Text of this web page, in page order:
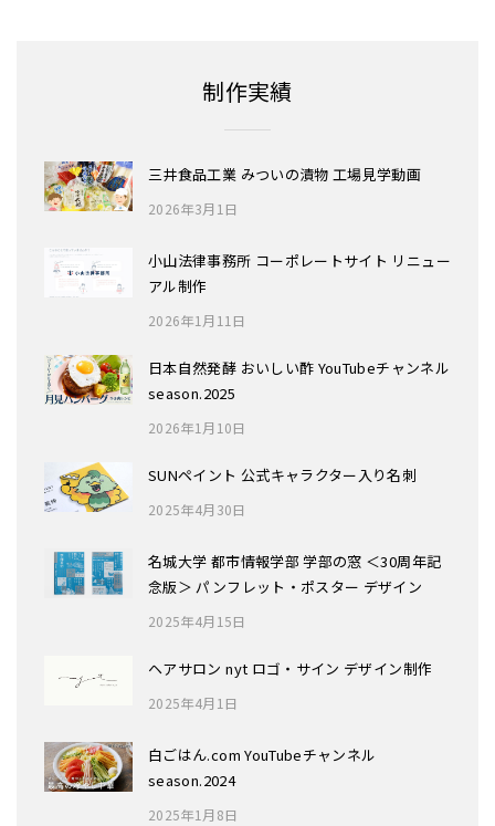
制作実績
三井食品工業 みついの漬物 工場見学動画
2026年3月1日
小山法律事務所 コーポレートサイト リニュー
アル制作
2026年1月11日
日本自然発酵 おいしい酢 YouTubeチャンネル
season.2025
2026年1月10日
SUNペイント 公式キャラクター入り名刺
2025年4月30日
名城大学 都市情報学部 学部の窓 ＜30周年記
念版＞ パンフレット・ポスター デザイン
2025年4月15日
ヘアサロン nyt ロゴ・サイン デザイン制作
2025年4月1日
白ごはん.com YouTubeチャンネル
season.2024
2025年1月8日